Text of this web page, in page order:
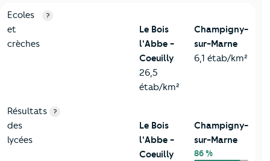
4-Education
Critères
Ecoles
et
crèches
?
Le Bois
l'Abbe -
Coeuilly
26,5
étab/km²
Champigny-
sur-Marne
6,1 étab/km²
Résultats
des
lycées
?
Le Bois
l'Abbe -
Coeuilly
Champigny-
sur-Marne
86 %